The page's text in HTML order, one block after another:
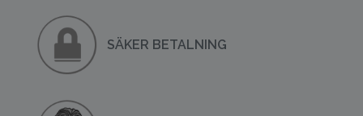
SÄKER BETALNING